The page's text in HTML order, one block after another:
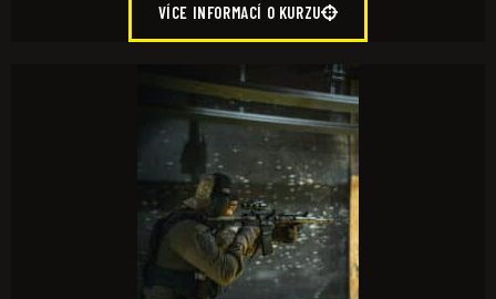
VÍCE INFORMACÍ O KURZU